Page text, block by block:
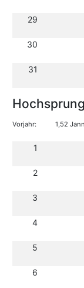
29
30
31
Vorjahr: 1,52
1
2
3
4
5
6